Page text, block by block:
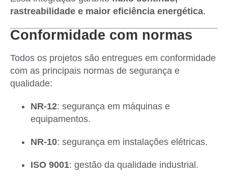
rastreabilidade e maior eficiência energética.
Conformidade com normas
Todos os projetos são entregues em conformidade
com as principais normas de segurança e
qualidade:
NR-12: segurança em máquinas e
equipamentos.
NR-10: segurança em instalações elétricas.
ISO 9001: gestão da qualidade industrial.